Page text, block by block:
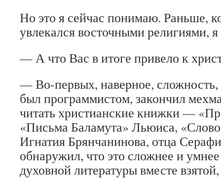
Но это я сейчас понимаю. Раньше,
увлекался восточными религиями,
— А что Вас в итоге привело к
— Во-первых, наверное,
был программистом, закончил
читать христианские книжки —
«Письма Баламута» Льюиса, «Слово
Игнатия Брянчанинова, отца
обнаружил, что это сложнее и
духовной литературы вместе